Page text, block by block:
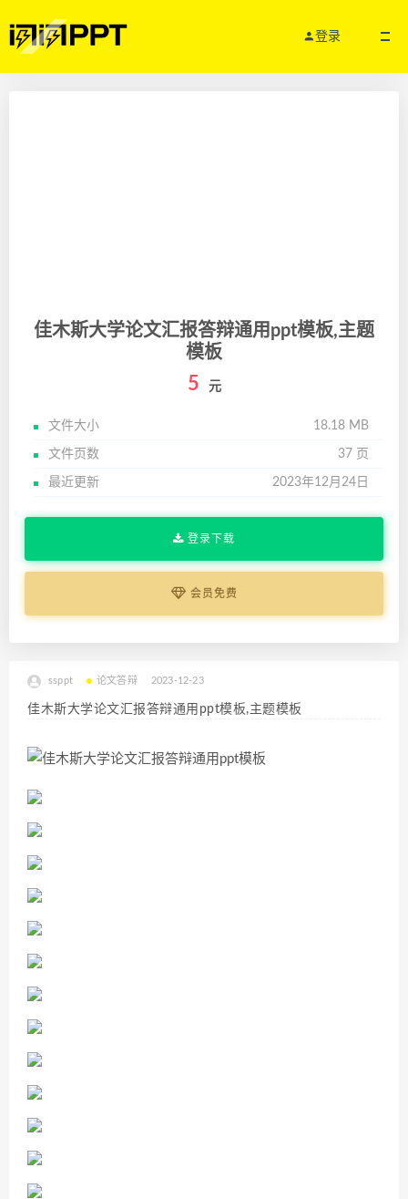
登录
佳木斯大学论文汇报答辩通用ppt模板,主题
模板
5 元
文件大小 18.18 MB
文件页数 37 页
最近更新 2023年12月24日
登录下载
会员免费
ssppt 论文答辩 2023-12-23
佳木斯大学论文汇报答辩通用ppt模板,主题模板